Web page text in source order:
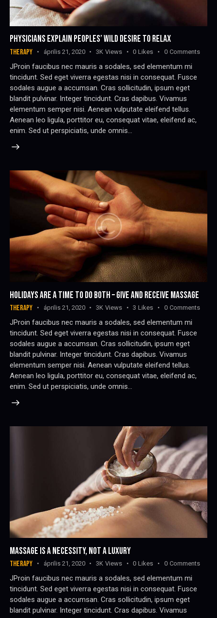
PHYSICIANS EXPLAIN PEOPLES’ WILD DESIRE TO RELAX
THERAPY április 21, 2020 3K Views 0 Likes 0 Comments
JProin faucibus nec mauris a sodales, sed elementum mi
tincidunt. Sed eget viverra egestas nisi in consequat. Fusce
sodales augue a accumsan. Cras sollicitudin, ipsum eget
blandit pulvinar. Integer tincidunt. Cras dapibus. Vivamus
elementum semper nisi. Aenean vulputate eleifend tellus.
Aenean leo ligula, porttitor eu, consequat vitae, eleifend ac,
enim. Sed ut perspiciatis, unde omnis…
HOLIDAYS ARE A TIME TO DO BOTH – GIVE AND RECEIVE MASSAGE
THERAPY április 21, 2020 3K Views 3 Likes 0 Comments
JProin faucibus nec mauris a sodales, sed elementum mi
tincidunt. Sed eget viverra egestas nisi in consequat. Fusce
sodales augue a accumsan. Cras sollicitudin, ipsum eget
blandit pulvinar. Integer tincidunt. Cras dapibus. Vivamus
elementum semper nisi. Aenean vulputate eleifend tellus.
Aenean leo ligula, porttitor eu, consequat vitae, eleifend ac,
enim. Sed ut perspiciatis, unde omnis…
MASSAGE IS A NECESSITY, NOT A LUXURY
THERAPY április 21, 2020 3K Views 0 Likes 0 Comments
JProin faucibus nec mauris a sodales, sed elementum mi
tincidunt. Sed eget viverra egestas nisi in consequat. Fusce
sodales augue a accumsan. Cras sollicitudin, ipsum eget
blandit pulvinar. Integer tincidunt. Cras dapibus. Vivamus